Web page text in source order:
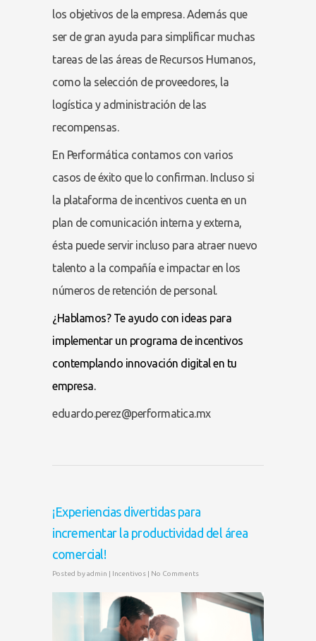
los objetivos de la empresa. Además que
ser de gran ayuda para simplificar muchas
tareas de las áreas de Recursos Humanos,
como la selección de proveedores, la
logística y administración de las
recompensas.
En Performática contamos con varios
casos de éxito que lo confirman. Incluso si
la plataforma de incentivos cuenta en un
plan de comunicación interna y externa,
ésta puede servir incluso para atraer nuevo
talento a la compañía e impactar en los
números de retención de personal.
¿Hablamos? Te ayudo con ideas para
implementar un programa de incentivos
contemplando innovación digital en tu
empresa.
eduardo.perez@performatica.mx
¡Experiencias divertidas para
incrementar la productividad del área
comercial!
Posted byadmin Incentivos No Comments